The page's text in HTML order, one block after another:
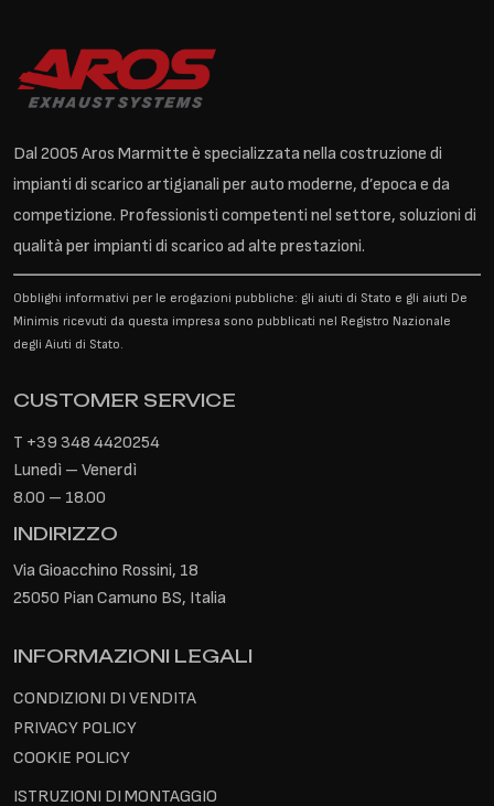
Dal 2005 Aros Marmitte è specializzata nella costruzione di
impianti di scarico artigianali per auto moderne, d’epoca e da
competizione. Professionisti competenti nel settore, soluzioni di
qualità per impianti di scarico ad alte prestazioni.
Obblighi informativi per le erogazioni pubbliche: gli aiuti di Stato e gli aiuti De
Minimis ricevuti da questa impresa sono pubblicati nel Registro Nazionale
degli Aiuti di Stato.
CUSTOMER SERVICE
T +39 348 4420254
Lunedì – Venerdì
8.00 – 18.00
INDIRIZZO
Via Gioacchino Rossini, 18
25050 Pian Camuno BS, Italia
INFORMAZIONI LEGALI
CONDIZIONI DI VENDITA
PRIVACY POLICY
COOKIE POLICY
ISTRUZIONI DI MONTAGGIO